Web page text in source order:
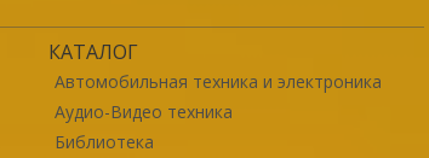
КАТАЛОГ
Автомобильная техника и электроника
Аудио-Видео техника
Библиотека